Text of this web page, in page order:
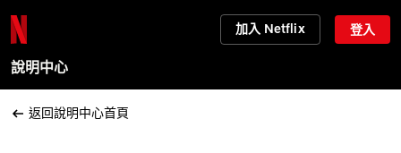
加入 Netflix 登入
說明中心
返回說明中心首頁